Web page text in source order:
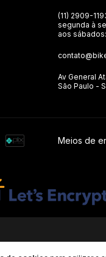
(11) 2909-
segunda à
aos
Av General
São Paulo -
Meios de